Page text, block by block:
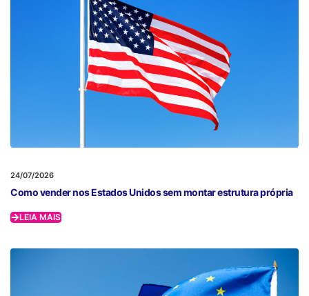
24/07/2026
Como vender nos Estados Unidos sem montar estrutura própria
LEIA MAIS